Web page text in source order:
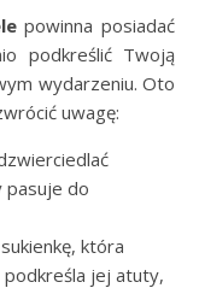
powinna posiadać
podkreślić Twoją
wydarzeniu. Oto
uwagę:
pasuje do
która
jej atuty,